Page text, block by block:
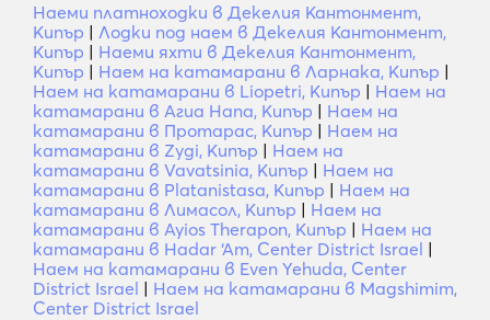
Наеми платноходки в Декелия Кантонмент,
Кипър | Лодки под наем в Декелия Кантонмент,
Кипър | Наеми яхти в Декелия Кантонмент,
Кипър | Наем на катамарани в Ларнака, Кипър |
Наем на катамарани в Liopetri, Кипър | Наем на
катамарани в Агиа Напа, Кипър | Наем на
катамарани в Протарас, Кипър | Наем на
катамарани в Zygi, Кипър | Наем на
катамарани в Vavatsinia, Кипър | Наем на
катамарани в Platanistasa, Кипър | Наем на
катамарани в Лимасол, Кипър | Наем на
катамарани в Ayios Therapon, Кипър | Наем на
катамарани в Hadar ‘Am, Center District Israel |
Наем на катамарани в Even Yehuda, Center
District Israel | Наем на катамарани в Magshimim,
Center District Israel